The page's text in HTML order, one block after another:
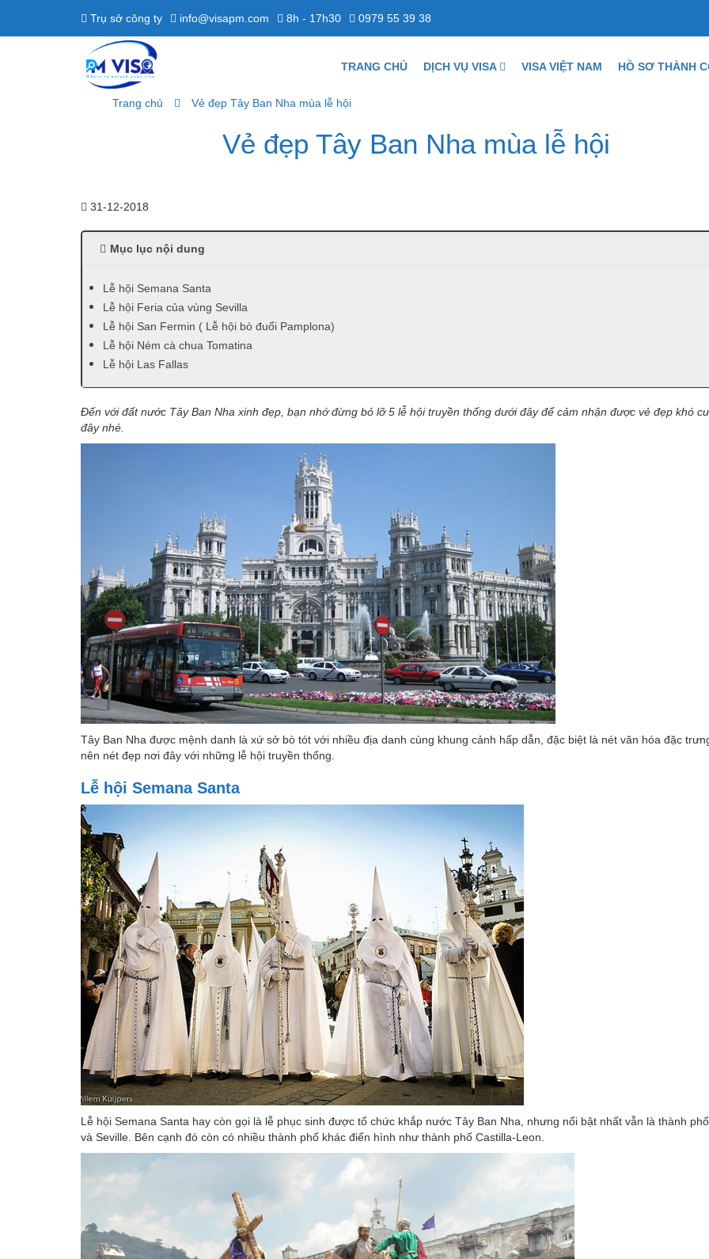
Trụ sở công ty info@visapm.com 8h - 17h30 0979 55 39 38
TRANG CHỦ DỊCH VỤ VISA VISA VIỆT NAM HỒ SƠ THÀNH
Trang chủ Vẻ đẹp Tây Ban Nha mùa lễ hội
Vẻ đẹp Tây Ban Nha mùa lễ hội
31-12-2018
Mục lục nội dung
Lễ hội Semana Santa
Lễ hội Feria của vùng Sevilla
Lễ hội San Fermin ( Lễ hội bò đuổi Pamplona)
Lễ hội Ném cà chua Tomatina
Lễ hội Las Fallas
Đến với đất nước Tây Ban Nha xinh đẹp, bạn nhớ đừng bỏ lỡ 5 lễ hội truyền thống dưới đây để cảm nhận được vẻ đẹp khó
đây nhé.
Tây Ban Nha được mệnh danh là xứ sở bò tót với nhiều địa danh cùng khung cảnh hấp dẫn, đặc biệt là nét văn hóa đặc
nên nét đẹp nơi đây với những lễ hội truyền thống.
Lễ hội Semana Santa
Lễ hội Semana Santa hay còn gọi là lễ phục sinh được tổ chức khắp nước Tây Ban Nha, nhưng nổi bật nhất vẫn là thành
và Seville. Bên cạnh đó còn có nhiều thành phố khác điển hình như thành phố Castilla-Leon.